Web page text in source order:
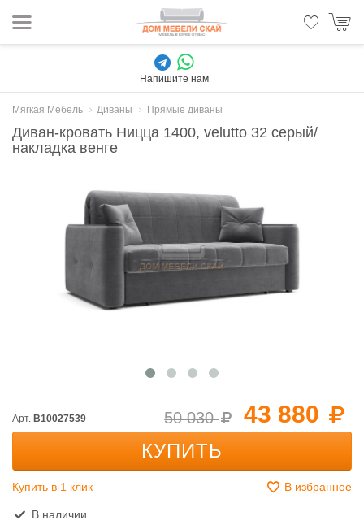
Напишите нам
Мягкая Мебель Диваны Прямые диваны
Диван-кровать Ницца 1400, velutto 32 серый/
накладка венге
43 880
50 030
Арт. B10027539
КУПИТЬ
Купить в 1 клик В избранное
В наличии